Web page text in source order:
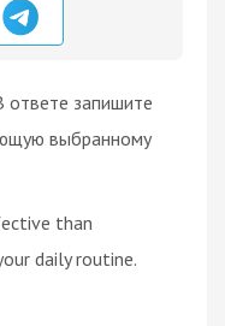
ответе запишите
выбранному
than
daily routine.